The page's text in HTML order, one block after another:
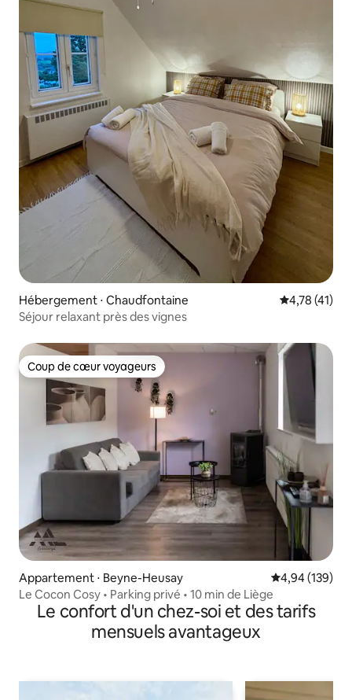
Hébergement ⋅ Chaudfontaine Évaluation
4,78 (41)
Séjour relaxant près des vignes
Coup de cœur voyageurs
Coup de cœur voyageurs
Appartement ⋅ Beyne-Heusay Évaluation
4,94 (139)
Le Cocon Cosy • Parking privé • 10 min de Liège
Le confort d'un chez-soi et des tarifs
mensuels avantageux